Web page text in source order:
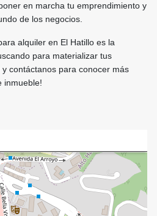
en marcha tu emprendimiento y
de los negocios.
alquiler en El Hatillo es la
para materializar tus
contáctanos para conocer más
inmueble!